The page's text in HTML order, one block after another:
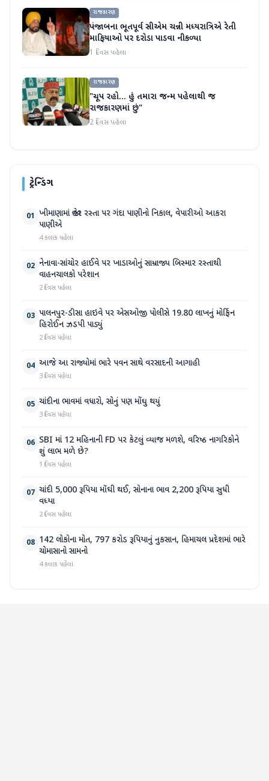
રાજકારણ
પંજાબના ભૂતપૂર્વ સીએમ ચન્ની મધ્યરાત્રિએ રેતી
માફિયાઓ પર દરોડા પાડવા નીકળ્યા
1 દિવસ પહેલા
રાજકારણ
"ચૂપ રહો... હું તમારા જન્મ પહેલાથી જ
રાજકારણમાં છું"
2 દિવસ પહેલા
ટ્રેન્ડિંગ
01 ખીમાણામાં જાહેર રસ્તા પર ગંદા પાણીનો નિકાલ, વેપારીઓ આકરા
પાણીએ
4 કલાક પહેલા
02 નેનાવા-સાંચોર હાઈવે પર ખાડાઓનું સામ્રાજ્ય બિસ્માર રસ્તાથી
વાહનચાલકો પરેશાન
2 દિવસ પહેલા
03 પાલનપુર-ડીસા હાઇવે પર એસઓજી પોલીસે 19.80 લાખનું મોર્ફિન
હિરોઈન ઝડપી પાડ્યું
2 દિવસ પહેલા
04 આજે આ રાજ્યોમાં ભારે પવન સાથે વરસાદની આગાહી
3 દિવસ પહેલા
05 ચાંદીના ભાવમાં વધારો, સોનું પણ મોંઘુ થયું
3 દિવસ પહેલા
06 SBI માં 12 મહિનાની FD પર કેટલું વ્યાજ મળશે, વરિષ્ઠ નાગરિકોને
શું લાભ મળે છે?
1 દિવસ પહેલા
07 ચાંદી 5,000 રૂપિયા મોંઘી થઈ, સોનાના ભાવ 2,200 રૂપિયા સુધી
વધ્યા
2 દિવસ પહેલા
08 142 લોકોના મોત, 797 કરોડ રૂપિયાનું નુકસાન, હિમાચલ પ્રદેશમાં ભારે
ચોમાસાનો સામનો
4 કલાક પહેલા